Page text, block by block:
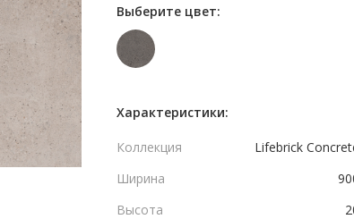
Выберите цвет:
Характеристики:
Коллекция
Lifebrick
Ширина
Высота